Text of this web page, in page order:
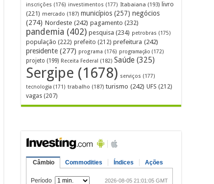
inscrições (176) investimentos (177) Itabaiana (193) livro
(221) mercado (187) municípios (257) negócios
(274) Nordeste (242) pagamento (232)
pandemia (402) pesquisa (234) petrobras (175)
população (222) prefeito (212) prefeitura (242)
presidente (277) programa (176) programação (172)
projeto (199) Receita Federal (182) Saúde (325)
Sergipe (1678) serviços (177)
tecnologia (171) trabalho (187) turismo (242) UFS (212)
vagas (207)